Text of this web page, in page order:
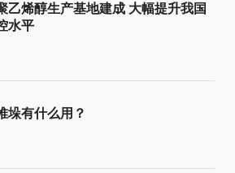
乙烯醇生产基地建成 大幅提升我国
水平
垛有什么用？